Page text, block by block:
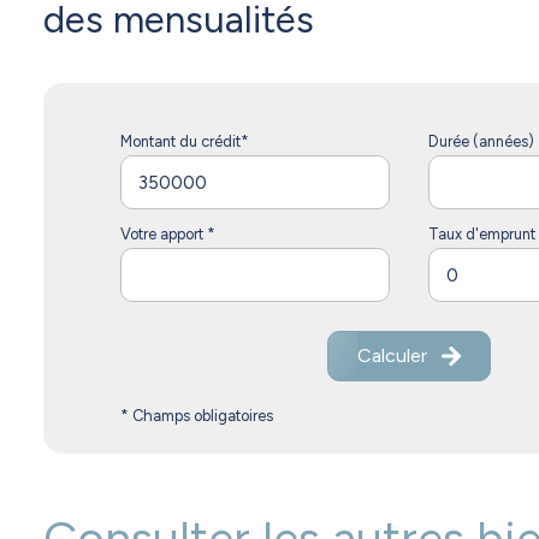
des mensualités
Montant du crédit* Durée (années)
Votre apport * Taux
Calculer
* Champs obligatoires